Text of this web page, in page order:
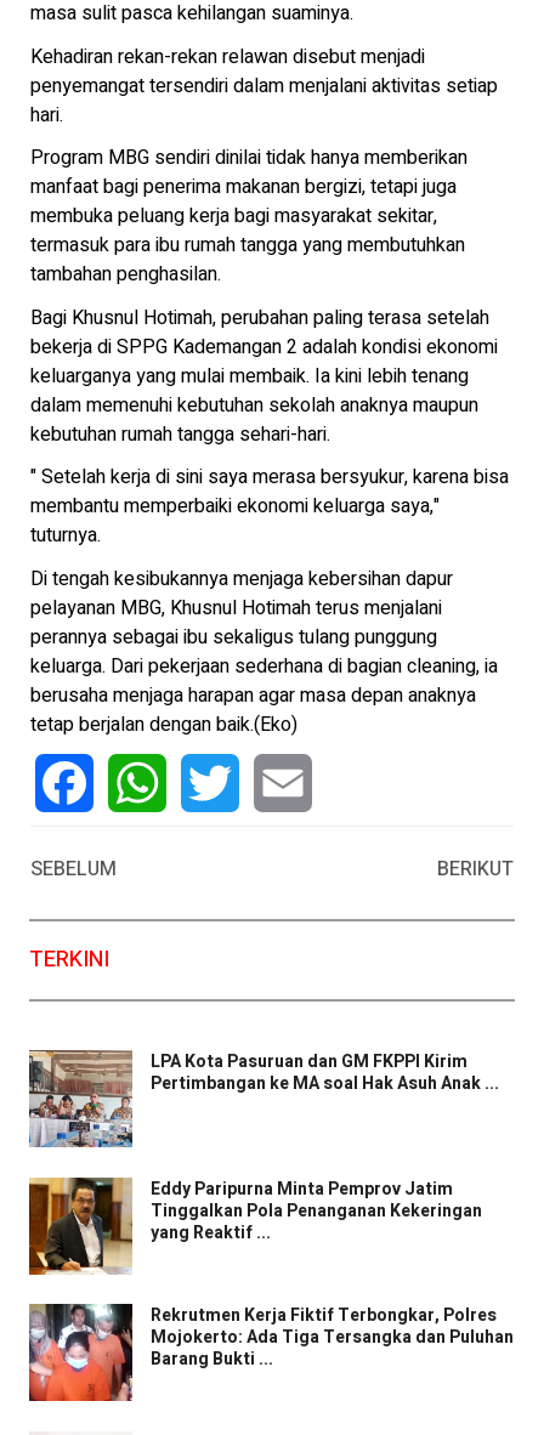
masa sulit pasca kehilangan suaminya.
Kehadiran rekan-rekan relawan disebut menjadi
penyemangat tersendiri dalam menjalani aktivitas setiap
hari.
Program MBG sendiri dinilai tidak hanya memberikan
manfaat bagi penerima makanan bergizi, tetapi juga
membuka peluang kerja bagi masyarakat sekitar,
termasuk para ibu rumah tangga yang membutuhkan
tambahan penghasilan.
Bagi Khusnul Hotimah, perubahan paling terasa setelah
bekerja di SPPG Kademangan 2 adalah kondisi ekonomi
keluarganya yang mulai membaik. Ia kini lebih tenang
dalam memenuhi kebutuhan sekolah anaknya maupun
kebutuhan rumah tangga sehari-hari.
" Setelah kerja di sini saya merasa bersyukur, karena bisa
membantu memperbaiki ekonomi keluarga saya,"
tuturnya.
Di tengah kesibukannya menjaga kebersihan dapur
pelayanan MBG, Khusnul Hotimah terus menjalani
perannya sebagai ibu sekaligus tulang punggung
keluarga. Dari pekerjaan sederhana di bagian cleaning, ia
berusaha menjaga harapan agar masa depan anaknya
tetap berjalan dengan baik.(Eko)
SEBELUM
BERIKUT
TERKINI
LPA Kota Pasuruan dan GM FKPPI Kirim
Pertimbangan ke MA soal Hak Asuh Anak ...
Eddy Paripurna Minta Pemprov Jatim
Tinggalkan Pola Penanganan Kekeringan
yang Reaktif ...
Rekrutmen Kerja Fiktif Terbongkar, Polres
Mojokerto: Ada Tiga Tersangka dan Puluhan
Barang Bukti ...